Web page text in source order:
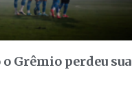
Grêmio perdeu sua